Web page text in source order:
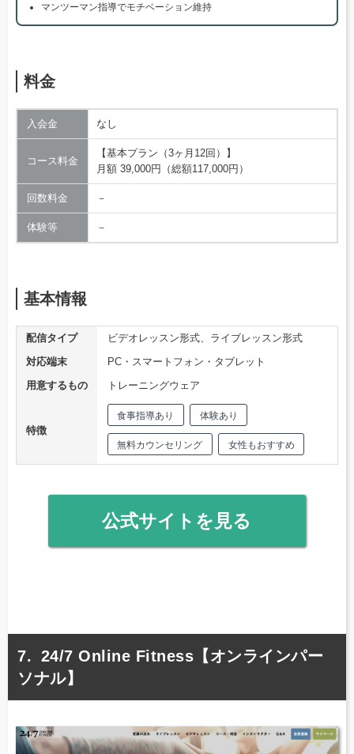
マンツーマン指導でモチベーション維持
料金
入会金 なし
コース料金
【基本プラン（3ヶ月12回）】
月額 39,000円（総額117,000円）
回数料金 －
体験等 －
基本情報
配信タイプ
ビデオレッスン形式、ライブレッスン形式
対応端末
PC・スマートフォン・タブレット
用意するもの
トレーニングウェア
特徴
食事指導あり 体験あり
無料カウンセリング 女性もおすすめ
公式サイトを見る
24/7 Online Fitness【オンラインパー
ソナル】